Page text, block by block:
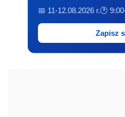
📅 11-12.08.2026 r.🕐
Zapisz